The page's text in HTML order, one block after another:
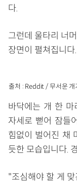
다.
그런데 울타리 너
장면이 펼쳐집니다.
출처 : Reddit / 무서운 개
바닥에는 개 한
자세로 뻗어 잠들
힘없이 벌어진 채
듯한 모습입니다.
"조심해야 할 게